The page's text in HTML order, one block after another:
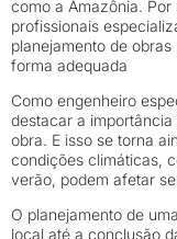
como a Amazônia.
profissionais
planejamento de
forma adequada
Como engenheiro
destacar a
obra. E isso se torna
condições climáticas,
verão, podem afetar
O planejamento de
local até a conclusão